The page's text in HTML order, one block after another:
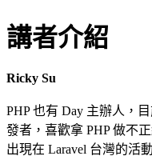
講者介紹
Ricky Su
PHP 也有 Day 主辦人，
發者，喜歡拿 PHP 做不
出現在 Laravel 台灣的活